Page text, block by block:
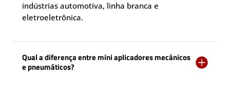
indústrias automotiva, linha branca e
eletroeletrônica.
Qual a diferença entre mini aplicadores mecânicos
e pneumáticos?
